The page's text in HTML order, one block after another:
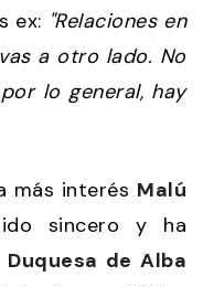
ex: "Relaciones en
a otro lado. No
lo general, hay
más interés Malú
sincero y ha
Duquesa de Alba